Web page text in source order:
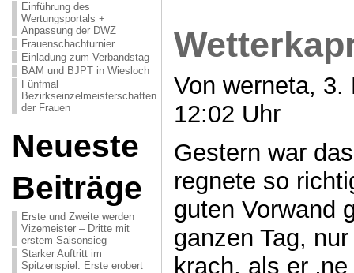
Einführung des
Wertungsportals +
Anpassung der DWZ
Frauenschachturnier
Einladung zum Verbandstag
BAM und BJPT in Wiesloch
Fünfmal
Bezirkseinzelmeisterschaften
der Frauen
Neueste
Beiträge
Erste und Zweite werden
Vizemeister – Dritte mit
erstem Saisonsieg
Starker Auftritt im
Spitzenspiel: Erste erobert
Von werneta, 3.
12:02 Uhr
Gestern war
regnete so
guten Vorwand
ganzen Tag,
krach, als er